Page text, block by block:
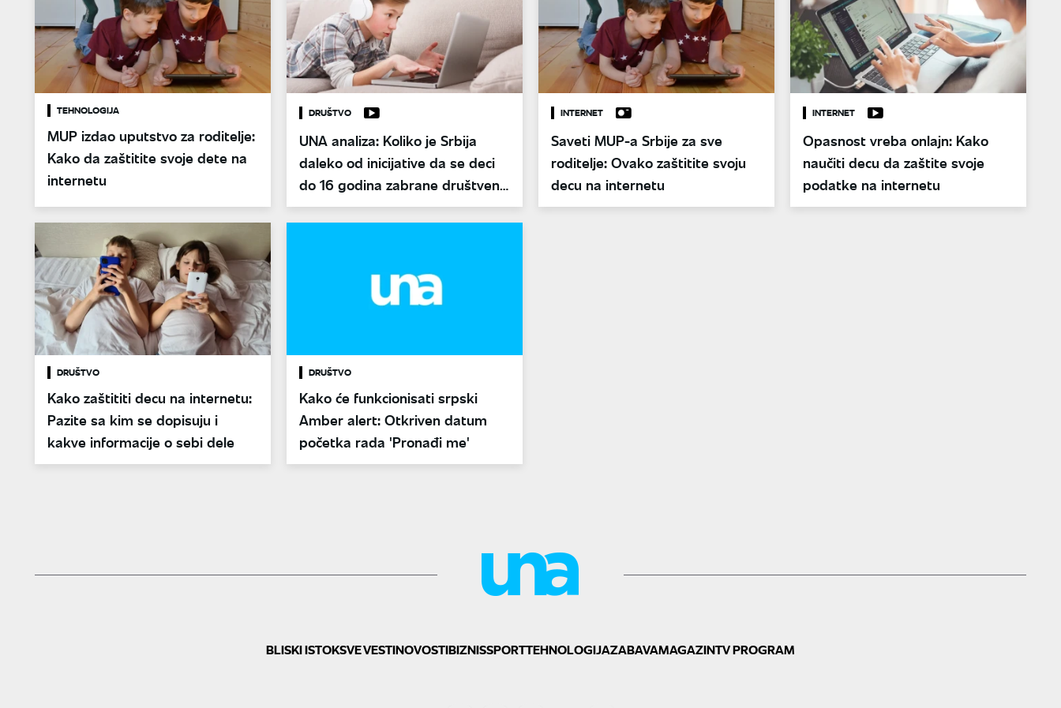
TEHNOLOGIJA
MUP izdao uputstvo za roditelje:
Kako da zaštitite svoje dete na
internetu
DRUŠTVO
UNA analiza: Koliko je Srbija
daleko od inicijative da se deci
do 16 godina zabrane društvene
mreže
INTERNET
Saveti MUP-a Srbije za sve
roditelje: Ovako zaštitite svoju
decu na internetu
INTERNET
Opasnost vreba onlajn: Kako
naučiti decu da zaštite svoje
podatke na internetu
DRUŠTVO
Kako zaštititi decu na internetu:
Pazite sa kim se dopisuju i
kakve informacije o sebi dele
DRUŠTVO
Kako će funkcionisati srpski
Amber alert: Otkriven datum
početka rada 'Pronađi me'
BLISKI ISTOKSVE VESTINOVOSTIBIZNISSPORTTEHNOLOGIJAZABAVAMAGAZINTV PROGRAM